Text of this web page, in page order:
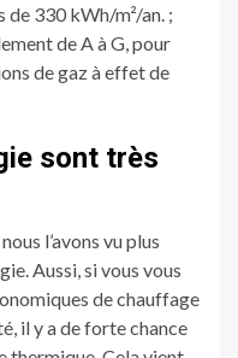
330 kWh/m²/an. ;
de A à G, pour
de gaz à effet de
sont très
l’avons vu plus
Aussi, si vous vous
de chauffage
il y a de forte chance